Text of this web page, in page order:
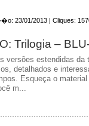
23/01/2013 | Cliques:
Trilogia –
versões estendidas da
detalhados e
Esqueça o
m...